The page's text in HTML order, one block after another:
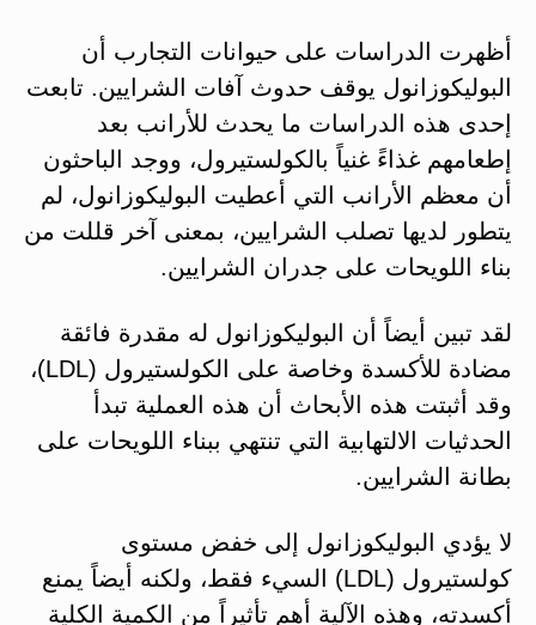
أظهرت الدراسات على حيوانات التجارب أن
البوليكوزانول يوقف حدوث آفات الشرايين. تابعت
إحدى هذه الدراسات ما يحدث للأرانب بعد
إطعامهم غذاءً غنياً بالكولستيرول، ووجد الباحثون
أن معظم الأرانب التي أعطيت البوليكوزانول، لم
يتطور لديها تصلب الشرايين، بمعنى آخر قللت من
بناء اللويحات على جدران الشرايين.
لقد تبين أيضاً أن البوليكوزانول له مقدرة فائقة
مضادة للأكسدة وخاصة على الكولستيرول (LDL)،
وقد أثبتت هذه الأبحاث أن هذه العملية تبدأ
الحدثيات الالتهابية التي تنتهي ببناء اللويحات على
بطانة الشرايين.
لا يؤدي البوليكوزانول إلى خفض مستوى
كولستيرول (LDL) السيء فقط، ولكنه أيضاً يمنع
أكسدته، وهذه الآلية أهم تأثيراً من الكمية الكلية